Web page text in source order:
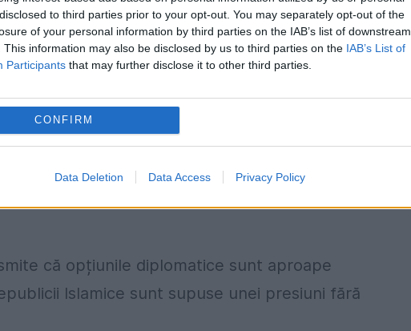
to third parties prior to your opt-out. You may separately opt-out of the
of your personal information by third parties on the IAB’s list of downstream
This information may also be disclosed by us to third parties on the IAB’s List of
Participants that may further disclose it to other third parties.
CONFIRM
Data Deletion Data Access Privacy Policy
și americane, tot mai multe analize
care până recent părea improbabil: fuga
lider sirian Bashar al-Assad.
expertului Saeid Golkar, consilier al
de afirmațiile premierului israelian Benjamin
că opțiunile diplomatice sunt aproape
Islamice sunt supuse unei presiuni fără